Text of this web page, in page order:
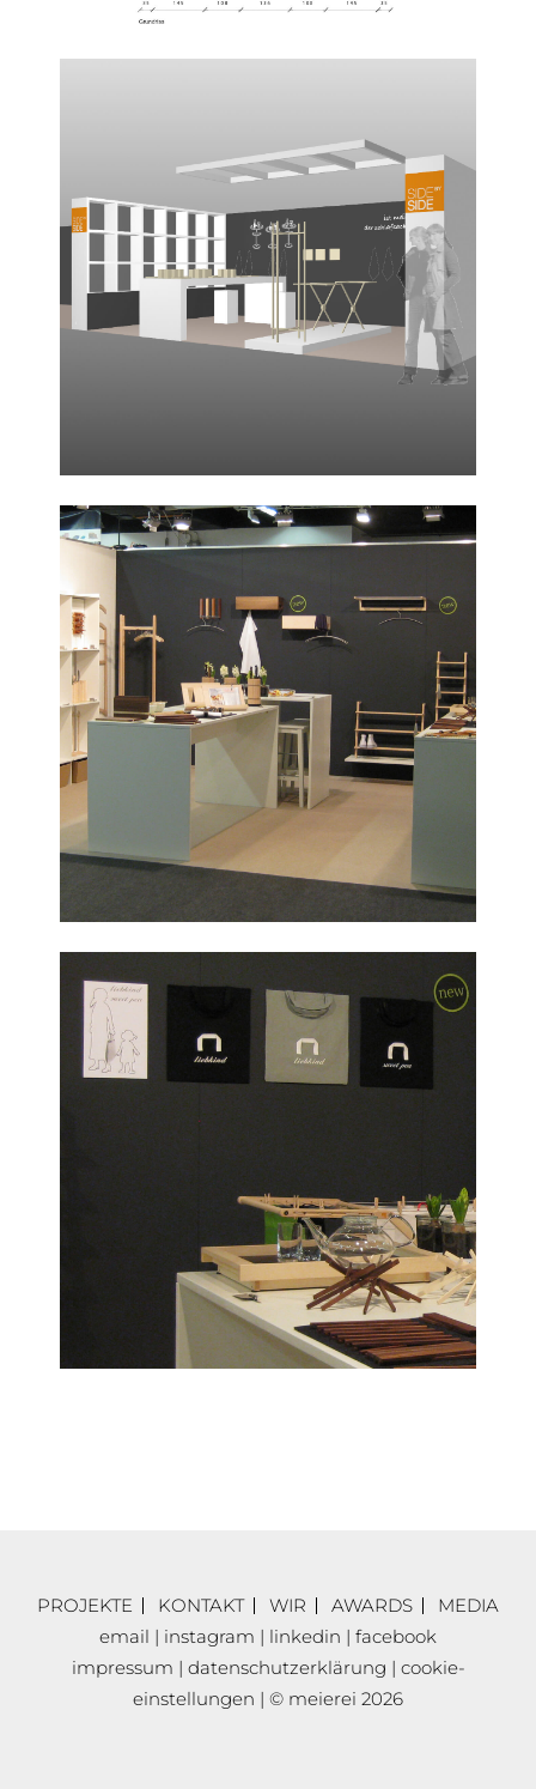
PROJEKTE KONTAKT WIR AWARDS
MEDIA
email | instagram | linkedin | facebook
impressum | datenschutzerklärung | cookie-
einstellungen | © meierei 2026